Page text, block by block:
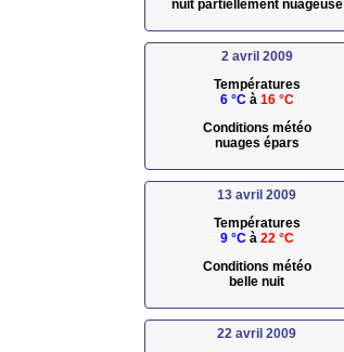
nuit partiellement nuageuse
2 avril 2009
Températures
6 °Cà 16 °C
Conditions météo
nuages épars
13 avril 2009
Températures
9 °Cà 22 °C
Conditions météo
belle nuit
22 avril 2009